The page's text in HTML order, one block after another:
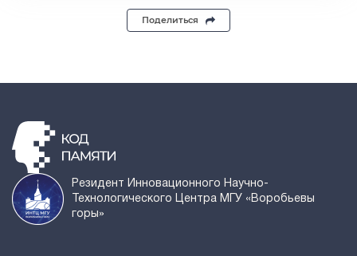
Поделиться
Резидент Инновационного Научно-
Технологического Центра МГУ «Воробьевы
горы»